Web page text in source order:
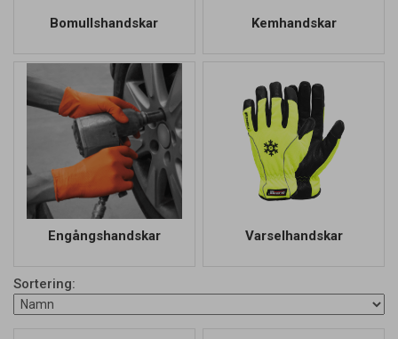
Bomullshandskar Kemhandskar
Engångshandskar Varselhandskar
Sortering: